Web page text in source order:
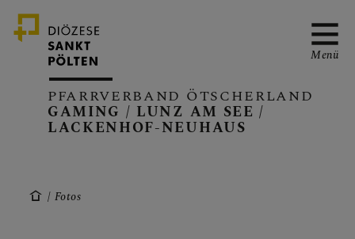
PFARRVERBAND ÖTSCHERLAND
GAMING / LUNZ AM SEE /
LACKENHOF-NEUHAUS
Menü
Fotos